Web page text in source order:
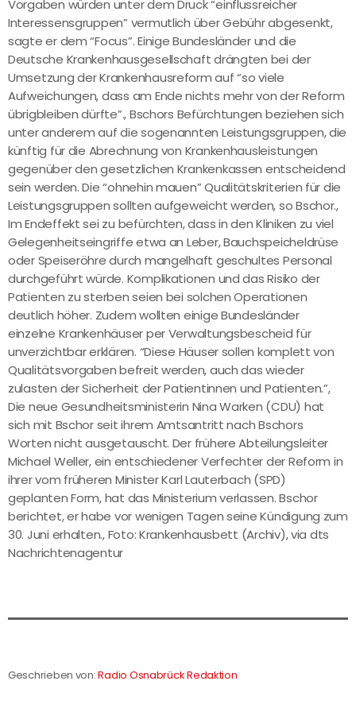
Vorgaben würden unter dem Druck “einflussreicher
Interessensgruppen” vermutlich über Gebühr abgesenkt,
sagte er dem “Focus”. Einige Bundesländer und die
Deutsche Krankenhausgesellschaft drängten bei der
Umsetzung der Krankenhausreform auf “so viele
Aufweichungen, dass am Ende nichts mehr von der Reform
übrigbleiben dürfte”., Bschors Befürchtungen beziehen sich
unter anderem auf die sogenannten Leistungsgruppen, die
künftig für die Abrechnung von Krankenhausleistungen
gegenüber den gesetzlichen Krankenkassen entscheidend
sein werden. Die “ohnehin mauen” Qualitätskriterien für die
Leistungsgruppen sollten aufgeweicht werden, so Bschor.,
Im Endeffekt sei zu befürchten, dass in den Kliniken zu viel
Gelegenheitseingriffe etwa an Leber, Bauchspeicheldrüse
oder Speiseröhre durch mangelhaft geschultes Personal
durchgeführt würde. Komplikationen und das Risiko der
Patienten zu sterben seien bei solchen Operationen
deutlich höher. Zudem wollten einige Bundesländer
einzelne Krankenhäuser per Verwaltungsbescheid für
unverzichtbar erklären. “Diese Häuser sollen komplett von
Qualitätsvorgaben befreit werden, auch das wieder
zulasten der Sicherheit der Patientinnen und Patienten.”,
Die neue Gesundheitsministerin Nina Warken (CDU) hat
sich mit Bschor seit ihrem Amtsantritt nach Bschors
Worten nicht ausgetauscht. Der frühere Abteilungsleiter
Michael Weller, ein entschiedener Verfechter der Reform in
ihrer vom früheren Minister Karl Lauterbach (SPD)
geplanten Form, hat das Ministerium verlassen. Bschor
berichtet, er habe vor wenigen Tagen seine Kündigung zum
30. Juni erhalten., Foto: Krankenhausbett (Archiv), via dts
Nachrichtenagentur
Geschrieben von:Radio Osnabrück Redaktion